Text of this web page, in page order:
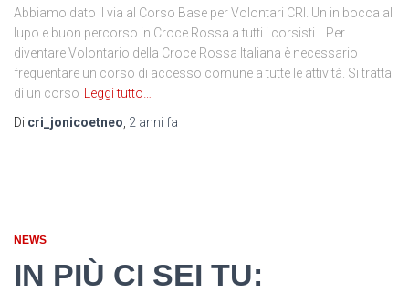
Abbiamo dato il via al Corso Base per Volontari CRI. Un in bocca al
lupo e buon percorso in Croce Rossa a tutti i corsisti. Per
diventare Volontario della Croce Rossa Italiana è necessario
frequentare un corso di accesso comune a tutte le attività. Si tratta
di un corso
Leggi tutto…
Di cri_jonicoetneo 2 anni fa
NEWS
IN PIÙ CI SEI TU: